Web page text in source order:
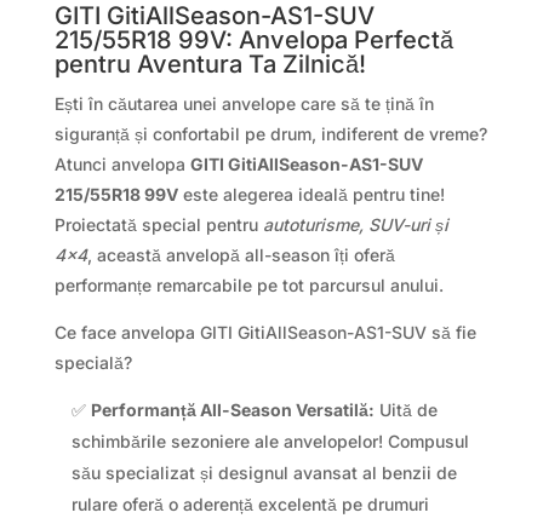
GITI GitiAllSeason-AS1-SUV
215/55R18 99V: Anvelopa Perfectă
pentru Aventura Ta Zilnică!
Ești în căutarea unei anvelope care să te țină în
siguranță și confortabil pe drum, indiferent de vreme?
Atunci anvelopa GITI GitiAllSeason-AS1-SUV
215/55R18 99Veste alegerea ideală pentru tine!
Proiectată special pentru autoturisme, SUV-uri și
4×4, această anvelopă all-season îți oferă
performanțe remarcabile pe tot parcursul anului.
Ce face anvelopa GITI GitiAllSeason-AS1-SUV să fie
specială?
✅ Performanță All-Season Versatilă: Uită de
schimbările sezoniere ale anvelopelor! Compusul
său specializat și designul avansat al benzii de
rulare oferă o aderență excelentă pe drumuri